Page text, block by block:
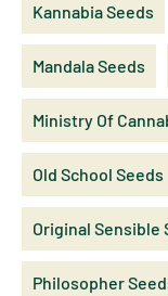
Kannabia Seeds
Mandala Seeds
Ministry Of
Old School Seeds
Original Sensible
Philosopher